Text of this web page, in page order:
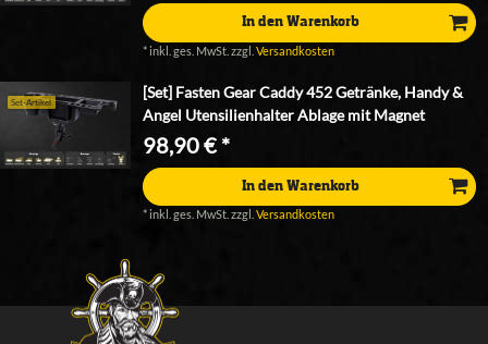
In den Warenkorb
*inkl. ges. MwSt. zzgl.Versandkosten
Set-Artikel
[Set] Fasten Gear Caddy 452 Getränke, Handy &
Angel Utensilienhalter Ablage mit Magnet
98,90 € *
In den Warenkorb
*inkl. ges. MwSt. zzgl.Versandkosten